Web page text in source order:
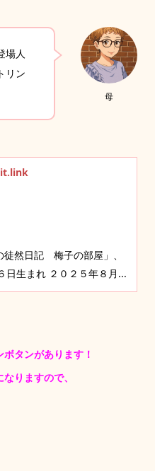
母
場人
リン
然日記 梅子の部屋」、
生まれ ２０２５年８月...
タンがあります！
りますので、